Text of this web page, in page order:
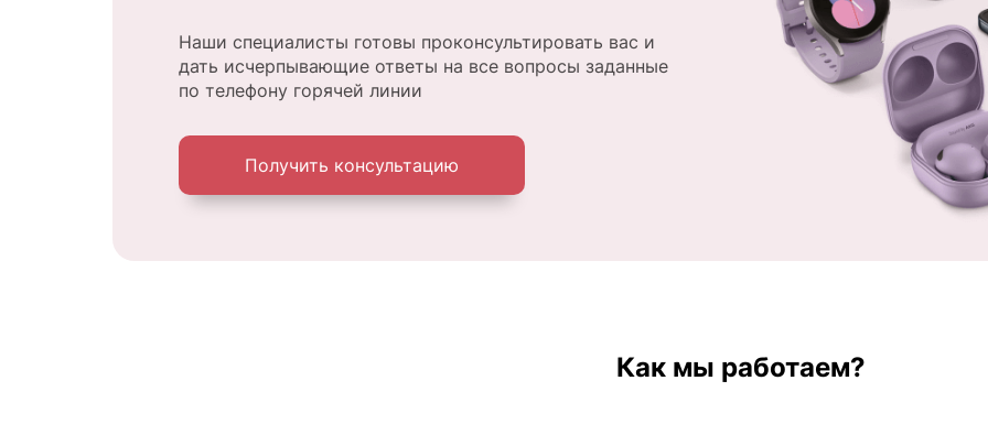
Наши специалисты готовы проконсультировать вас и
дать исчерпывающие ответы на все вопросы заданные
по телефону горячей линии
Получить консультацию
Как мы работаем?